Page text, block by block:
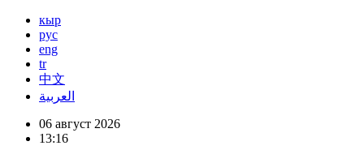
кыр
рус
eng
tr
中文
العربية
06 август 2026
13:16